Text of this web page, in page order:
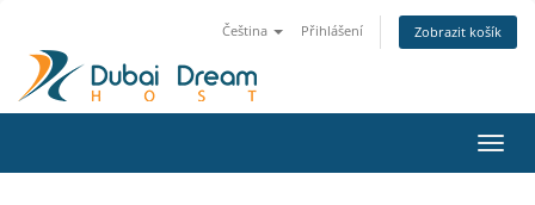
Čeština Přihlášení Zobrazit košík